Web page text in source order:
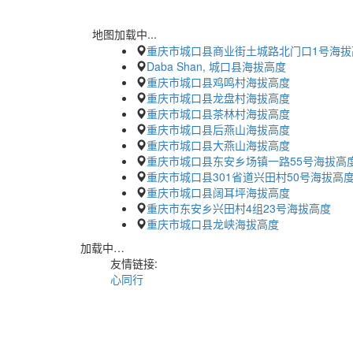
地图加载中...
重庆市城口县商业街土城路北门口1号海
Daba Shan, 城口县海拔高度
重庆市城口县鸡鸣村海拔高度
重庆市城口县龙盘村海拔高度
重庆市城口县茶林村海拔高度
重庆市城口县后燕山海拔高度
重庆市城口县大燕山海拔高度
重庆市城口县东安乡场镇一路55号海拔高
重庆市城口县301省道兴田村50号海拔高
重庆市城口县阔耳坪海拔高度
重庆市东安乡兴田村4组23号海拔高度
重庆市城口县龙峡海拔高度
加载中…
友情链接:
心同行